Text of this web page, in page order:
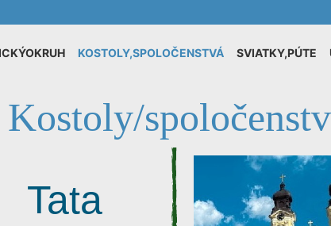
KOSTOLY,SPOLOČENSTVÁ SVIATKY,PÚTE
Kostoly/
Tata